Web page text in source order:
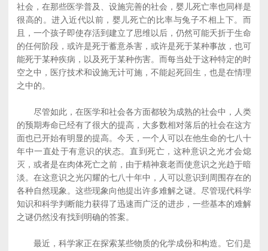
社会，在那些医学普及、设施完善的社会，婴儿死亡率也同样是
很高的。进入近代以前，婴儿死亡的比率与兔子不相上下。而
且，一个孩子即使存活到建立了思维以后，仍然可能夭折于生命
的任何阶段，或许是死于蓄意杀害，或许是死于某种事故，也可
能死于某种疾病，以及死于某种伤害。而每当处于这种特定的时
空之中，医疗技术和设施无计可施，不能起死回生，也是在情理
之中的。
尽管如此，在医学和社会各方面都较为成熟的社会中，人类
的预期寿命已经有了很大的提高，大多数相对落后的社会在这方
面也已开始有明显的提高。今天，一个人可以在他生命的七八十
年中一直处于有意识的状态。直到死亡，这种意识之光才会熄
灭，或者是在肉体死亡之前，由于精神衰老而使意识之光趋于暗
淡。在这意识之光闪耀的七八十年中，人可以意识到周围存在的
各种自然现象。这些现象向他提出许多难解之谜。尽管现代科学
知识和科学判断能力获得了迅速而广泛的进步，一些基本的难解
之谜仍然没有找到明确的答案。
最近，科学家正在探索某些物质的化学成份和构造。它们是